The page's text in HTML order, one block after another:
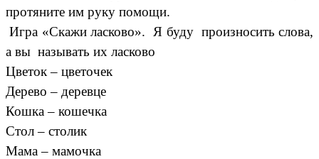
протяните им руку помощи.
Игра «Скажи ласково». Я буду произносить слова,
а вы называть их ласково
Цветок – цветочек
Дерево – деревце
Кошка – кошечка
Стол – столик
Мама – мамочка